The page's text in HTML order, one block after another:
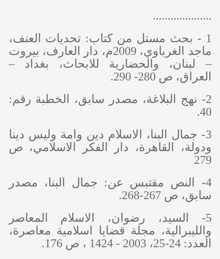
....................
1 - بحث مستل من كتاب: تحديات العنف،
ماجد الغرباوي، 2009م، دار العارف، بيروت
– لبنان، والحضارية للابحاث، بغداد –
العراق، ص 280- 290.
2- نهج البلاغة، مصدر سابق، الخطبة رقم:
40.
3- جمال البنا، الاسلام دين وامة وليس دينا
ودولة، القاهرة، دار الفكر الاسلامي، ص
279
4- النص مقتبس عن: جمال البنا، مصدر
سابق، ص 267-268.
5- السيد، رضوان، الاسلام المعاصر
والليبرالية، مجلة قضايا اسلامية معاصرة،
العدد: 24-25، 2003 - 1424 ، ص 176.